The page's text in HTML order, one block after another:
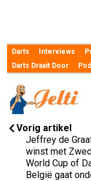
Darts Interviews
Darts Draait Door
Vorig artikel
Jeffrey de
winst met
World Cup of
België gaat